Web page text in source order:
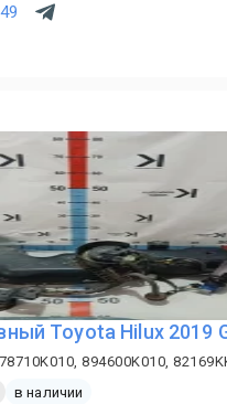
Toyota Hilux 2019
894600K010,
в наличии